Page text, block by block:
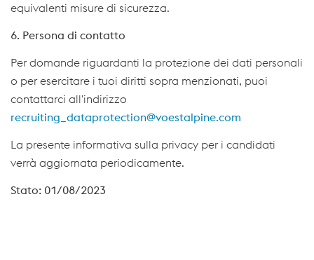
equivalenti misure di sicurezza.
6. Persona di contatto
Per domande riguardanti la protezione dei dati personali
o per esercitare i tuoi diritti sopra menzionati, puoi
contattarci all'indirizzo
recruiting_dataprotection@voestalpine.com
La presente informativa sulla privacy per i candidati
verrà aggiornata periodicamente.
Stato: 01/08/2023